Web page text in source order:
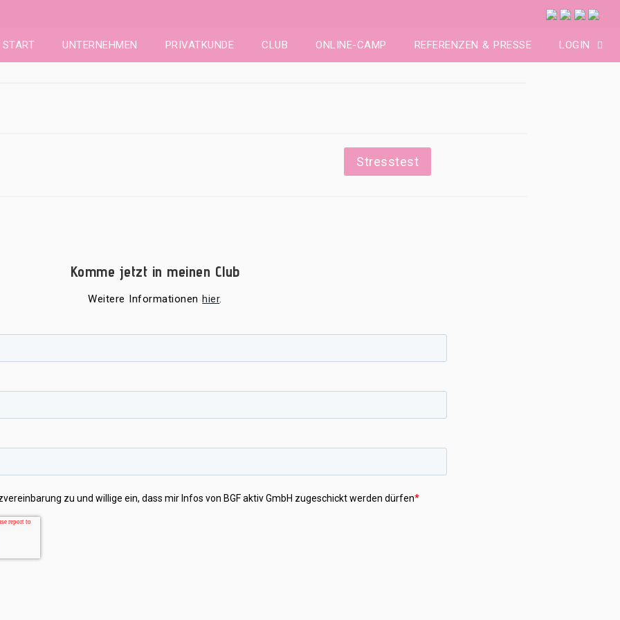
START UNTERNEHMEN PRIVATKUNDE CLUB ONLINE-CAMP REFERENZEN & PRESSE LOGIN
Stresstest
Komme jetzt in meinen Club
Weitere Informationen hier.